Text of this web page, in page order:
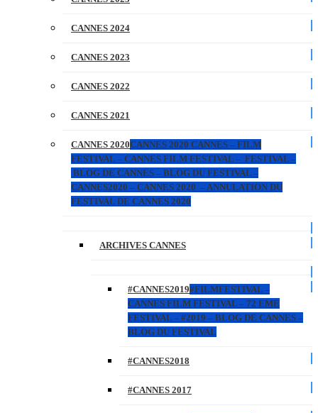
CANNES 2024
CANNES 2023
CANNES 2022
CANNES 2021
CANNES 2020CANNES 2020 CANNES – FILM
FESTIVAL – CANNES FILM FESTIVAL – FESTIVAL –
BLOG DE CANNES – BLOG DU FESTIVAL –
CANNES2020 – CANNES 2020 – ANNULATION DU
FESTIVAL DE CANNES 2020
ARCHIVES CANNES
#CANNES2019#FILMFESTIVAL –
CANNES FILM FESTIVAL – 72 EME
FESTIVAL – #2019 – BLOG DE CANNES –
BLOG DU FESTIVAL
#CANNES2018
#CANNES 2017